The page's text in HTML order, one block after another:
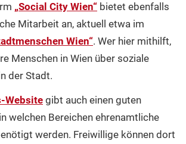
„Social City Wien“ bietet ebenfalls
Mitarbeit an, aktuell etwa im
Wien“. Wer hier mithilft,
Menschen in Wien über soziale
der Stadt.
Website gibt auch einen guten
welchen Bereichen ehrenamtliche
werden. Freiwillige können dort